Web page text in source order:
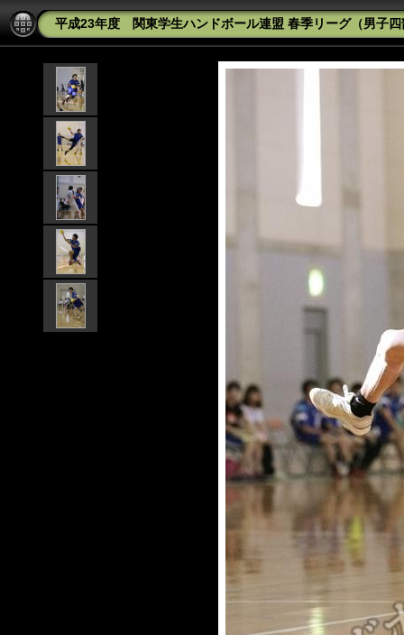
平成23年度 関東学生ハンドボール連盟 春季リーグ（男